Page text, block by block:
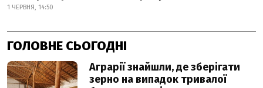
1 ЧЕРВНЯ, 14:50
ГОЛОВНЕ СЬОГОДНІ
Аграрії знайшли, де зберігати
зерно на випадок тривалої